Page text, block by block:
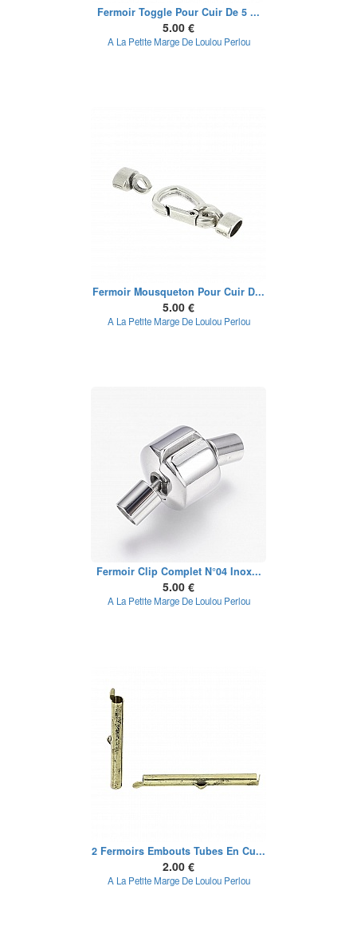
Fermoir Toggle Pour Cuir De 5 ...
5.00 €
A La Petite Marge De Loulou Perlou
Fermoir Mousqueton Pour Cuir D...
5.00 €
A La Petite Marge De Loulou Perlou
Fermoir Clip Complet N°04 Inox...
5.00 €
A La Petite Marge De Loulou Perlou
2 Fermoirs Embouts Tubes En Cu...
2.00 €
A La Petite Marge De Loulou Perlou